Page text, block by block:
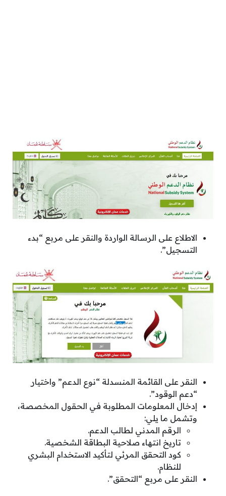
الاطلاع على الرسالة الواردة والنقر على مربع “بدء
التسجيل”.
النقر على القائمة المنسدلة “نوع الدعم” واختيار
“دعم الوقود”.
إدخال المعلومات المطلوبة في الحقول المخصصة،
وتشمل ما يلي:
الرقم المدني لطالب الدعم.
تاريخ انتهاء صلاحية البطاقة الشخصية.
كود التحقق المرئي لتأكيد الاستخدام البشري
للنظام.
النقر على مربع “التحقق”.